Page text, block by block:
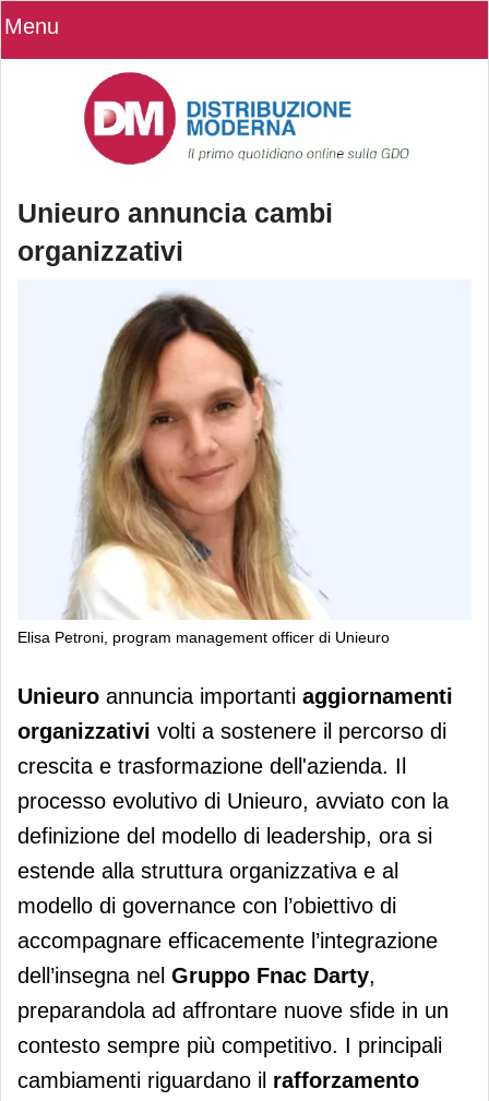
Menu
Unieuro annuncia cambi
organizzativi
Elisa Petroni, program management officer di Unieuro
Unieuro annuncia cambi organizzativi
Unieuro annuncia importanti aggiornamenti
organizzativi volti a sostenere il percorso di
crescita e trasformazione dell'azienda. Il
processo evolutivo di Unieuro, avviato con la
definizione del modello di leadership, ora si
estende alla struttura organizzativa e al
modello di governance con l’obiettivo di
accompagnare efficacemente l’integrazione
dell’insegna nel Gruppo Fnac Darty,
preparandola ad affrontare nuove sfide in un
contesto sempre più competitivo. I principali
cambiamenti riguardano il rafforzamento